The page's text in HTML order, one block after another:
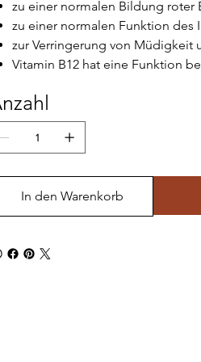
zu einer normalen Bildung roter
zu einer normalen Funktion des
zur Verringerung von Müdigkeit
Vitamin B12 hat eine Funktion
In den Warenkorb